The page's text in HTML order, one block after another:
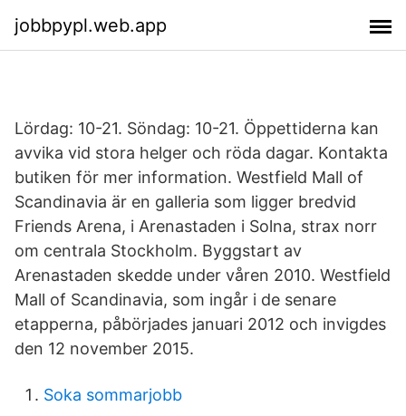
jobbpypl.web.app
Lördag: 10-21. Söndag: 10-21. Öppettiderna kan
avvika vid stora helger och röda dagar. Kontakta
butiken för mer information. Westfield Mall of
Scandinavia är en galleria som ligger bredvid
Friends Arena, i Arenastaden i Solna, strax norr
om centrala Stockholm. Byggstart av
Arenastaden skedde under våren 2010. Westfield
Mall of Scandinavia, som ingår i de senare
etapperna, påbörjades januari 2012 och invigdes
den 12 november 2015.
Soka sommarjobb